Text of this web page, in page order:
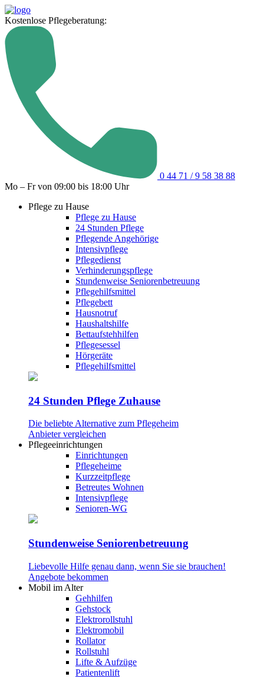
Kostenlose Pflegeberatung:
0 44 71 / 9 58 38 88
Mo – Fr von 09:00 bis 18:00 Uhr
Pflege zu Hause
Pflege zu Hause
24 Stunden Pflege
Pflegende Angehörige
Intensivpflege
Pflegedienst
Verhinderungspflege
Stundenweise Seniorenbetreuung
Pflegehilfsmittel
Pflegebett
Hausnotruf
Haushaltshilfe
Bettaufstehhilfen
Pflegesessel
Hörgeräte
Pflegehilfsmittel
24 Stunden Pflege Zuhause
Die beliebte Alternative zum Pflegeheim
Anbieter vergleichen
Pflegeeinrichtungen
Einrichtungen
Pflegeheime
Kurzzeitpflege
Betreutes Wohnen
Intensivpflege
Senioren-WG
Stundenweise Seniorenbetreuung
Liebevolle Hilfe genau dann, wenn Sie sie brauchen!
Angebote bekommen
Mobil im Alter
Gehhilfen
Gehstock
Elektrorollstuhl
Elektromobil
Rollator
Rollstuhl
Lifte & Aufzüge
Patientenlift